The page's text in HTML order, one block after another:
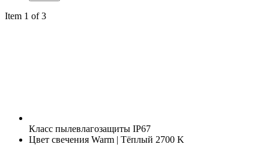
Item 1 of 3
Класс пылевлагозащиты IP67
Цвет свечения Warm | Тёплый 2700 K